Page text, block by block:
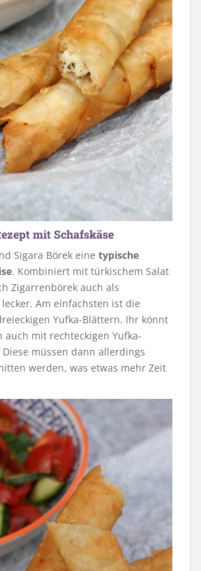
mit Schafskäse
Sigara Börek eine typische
. Kombiniert mit türkischem Salat
Zigarrenbörek auch als
Am einfachsten ist die
Yufka-Blättern. Ihr könnt
auch mit rechteckigen Yufka-
müssen dann allerdings
werden, was etwas mehr Zeit